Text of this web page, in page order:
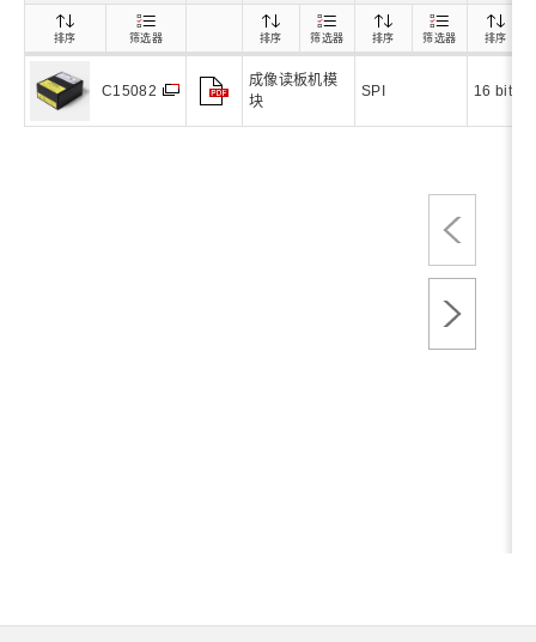
C15082
成像读板机模
块
SPI 16 bit
排序 筛选器 排序 筛选器 排序 筛选器 排序